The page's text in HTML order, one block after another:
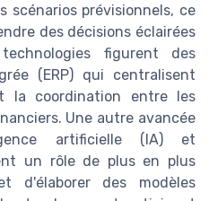
scénarios prévisionnels, ce
des décisions éclairées
figurent des
(ERP) qui centralisent
la coordination entre les
Une autre avancée
artificielle (IA) et
un rôle de plus en plus
d'élaborer des modèles